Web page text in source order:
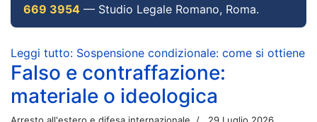
669 3954 — Studio Legale Romano, Roma.
Leggi tutto: Sospensione condizionale: come si ottiene
Falso e contraffazione:
materiale o ideologica
Arresto all'estero e difesa internazionale 29 Luglio 2026